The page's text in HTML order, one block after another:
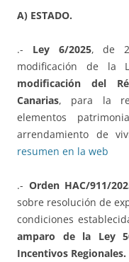
A) ESTADO.
.- Ley 6/2025, de
modificación de la
modificación del
Canarias, para la
elementos
arrendamiento de
resumen en la web
.- Orden HAC/911/
sobre resolución de
condiciones
amparo de la Ley
Incentivos Regionales.